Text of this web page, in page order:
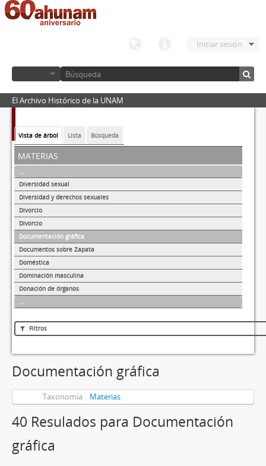
Iniciar sesión
El Archivo Histórico de la UNAM
Vista de árbol Lista Búsqueda
materias
...
Diversidad sexual
Diversidad y derechos sexuales
Divorcio
Divorcio
Documentación gráfica
Documentos sobre Zapata
Doméstica
Dominación masculina
Donación de órganos
...
Filtros
Documentación gráfica
Taxonomía Materias
40 Resulados para Documentación
gráfica